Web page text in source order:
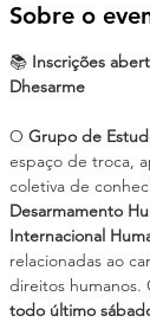
Sobre o
📚 Inscrições
Dhesarme
O Grupo de
espaço de troca,
coletiva de
Desarmamento
Internacional
relacionadas ao
direitos humanos.
todo último